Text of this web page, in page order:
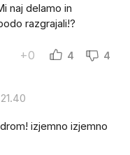
naj delamo in
razgrajali!?
+0 4 4
izjemno izjemno